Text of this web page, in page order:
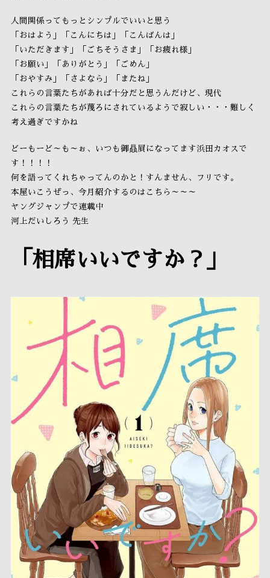
人間関係ってもっとシンプルでいいと思う
「おはよう」「こんにちは」「こんばんは」
「いただきます」「ごちそうさま」「お疲れ様」
「お願い」「ありがとう」「ごめん」
「おやすみ」「さよなら」「またね」
これらの言葉たちがあれば十分だと思うんだけど、現代
これらの言葉たちが蔑ろにされているようで寂しい・・・難しく
考え過ぎですかね
どーもーど～も～ぉ、いつも御贔屓になってます浜田カオスで
す！！！！
何を語ってくれちゃってんのかと！すんません、フリです。
本屋いこうぜっ、今月紹介するのはこちら～～～
ヤングジャンプで連載中
河上だいしろう 先生
「相席いいですか？」